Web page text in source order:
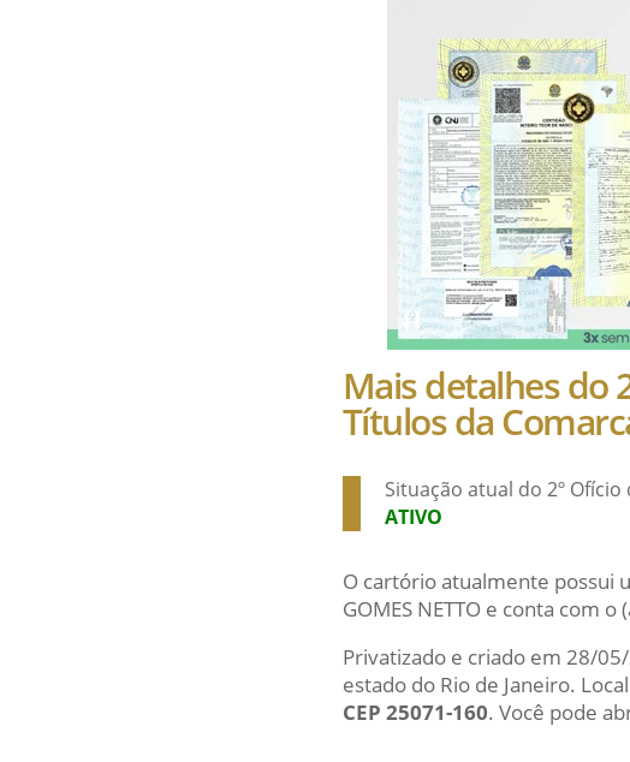
Mais detalhes do
Títulos da
Situação atual do 2º
ATIVO
O cartório atualmente possui
GOMES NETTO e conta com o
Privatizado e criado em 28/
estado do Rio de Janeiro.
CEP 25071-160. Você pode